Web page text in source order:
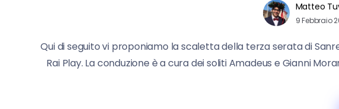
Matteo
9 Febbraio
Qui di seguito vi proponiamo la scaletta della terza serata di
Rai Play. La conduzione è a cura dei soliti Amadeus e Gianni